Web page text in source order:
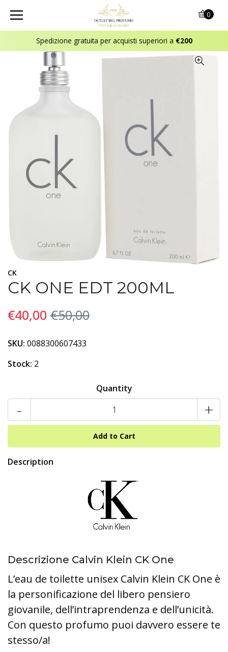
Spedizione gratuita per acquisti superiori a €200
0
CK
CK ONE EDT 200ML
€40,00 €50,00
SKU: 0088300607433
Stock: 2
Quantity
- +
Description
Descrizione Calvin Klein CK One
L’eau de toilette unisex Calvin Klein CK One è
la personificazione del libero pensiero
giovanile, dell’intraprendenza e dell’unicità.
Con questo profumo puoi davvero essere te
stesso/a!